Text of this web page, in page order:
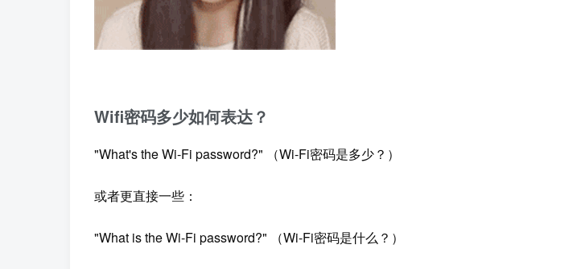
Wifi密码多少如何表达？
"What's the Wi-Fi password?" （Wi-Fi密码是多少？）
或者更直接一些：
"What is the Wi-Fi password?" （Wi-Fi密码是什么？）